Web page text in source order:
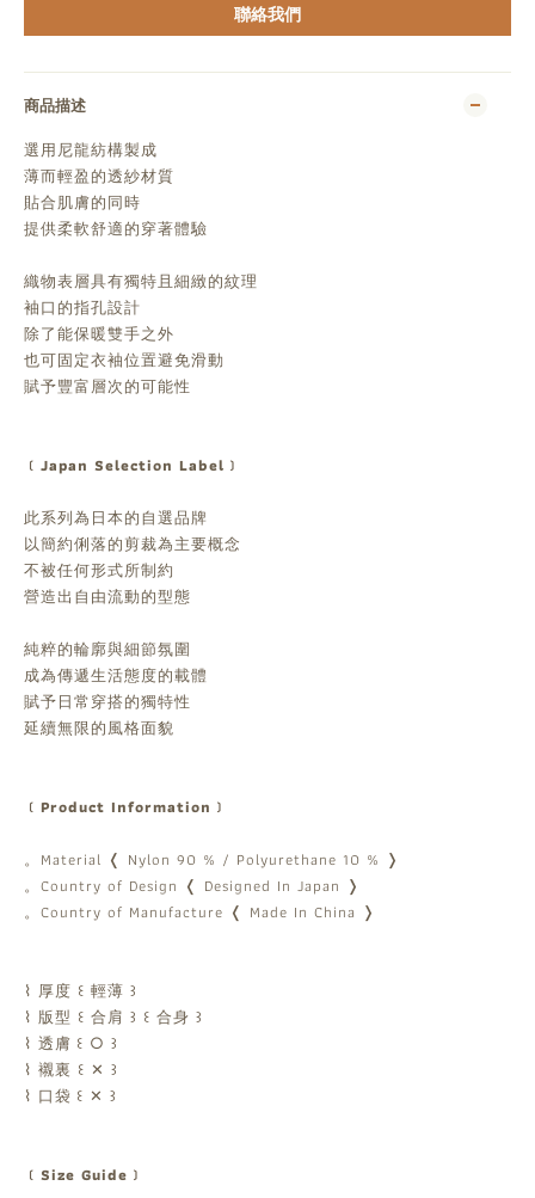
聯絡我們
商品描述
選用尼龍紡構製成
薄而輕盈的透紗材質
貼合肌膚的同時
提供柔軟舒適的穿著體驗
織物表層具有獨特且細緻的紋理
袖口的指孔設計
除了能保暖雙手之外
也可固定衣袖位置避免滑動
賦予豐富層次的可能性
﹝Japan Selection Label﹞
此系列為日本的自選品牌
以簡約俐落的剪裁為主要概念
不被任何形式所制約
營造出自由流動的型態
純粹的輪廓與細節氛圍
成為傳遞生活態度的載體
賦予日常穿搭的獨特性
延續無限的風格面貌
﹝Product Information﹞
。Material ❬ Nylon 90 % / Polyurethane 10 % ❭
。Country of Design ❬ Designed In Japan ❭
。Country of Manufacture ❬ Made In China ❭
⌇ 厚度 ꒰ 輕薄 ꒱
⌇ 版型 ꒰ 合肩 ꒱ ꒰ 合身 ꒱
⌇ 透膚 ꒰ ○ ꒱
⌇ 襯裏 ꒰ ✕ ꒱
⌇ 口袋 ꒰ ✕ ꒱
﹝Size Guide﹞